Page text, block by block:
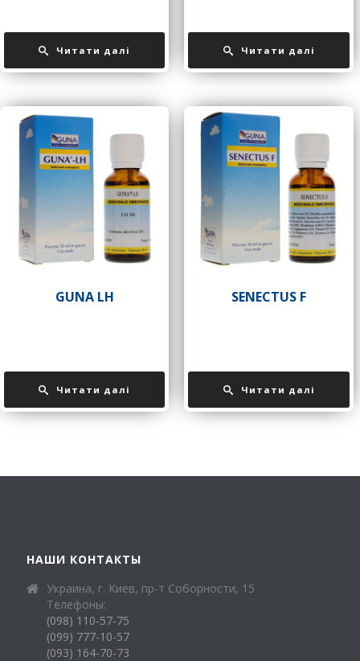
Читати далі Читати далі
GUNA LH
Читати далі
SENECTUS F
Читати далі
НАШИ КОНТАКТЫ
Украина, г. Киев, пр-т Соборности, 15
Телефоны:
(098) 110-57-75
(099) 777-10-57
(093) 164-70-73